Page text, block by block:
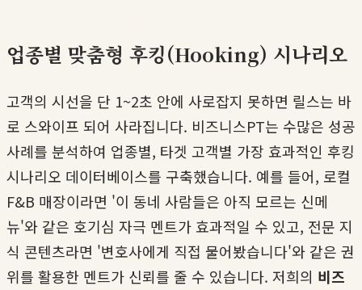
업종별 맞춤형 후킹(Hooking) 시나리오
고객의 시선을 단 1~2초 안에 사로잡지 못하면 릴스는 바
로 스와이프 되어 사라집니다. 비즈니스PT는 수많은 성공
사례를 분석하여 업종별, 타겟 고객별 가장 효과적인 후킹
시나리오 데이터베이스를 구축했습니다. 예를 들어, 로컬
F&B 매장이라면 '이 동네 사람들은 아직 모르는 신메
뉴'와 같은 호기심 자극 멘트가 효과적일 수 있고, 전문 지
식 콘텐츠라면 '변호사에게 직접 물어봤습니다'와 같은 권
위를 활용한 멘트가 신뢰를 줄 수 있습니다. 저희의 비즈